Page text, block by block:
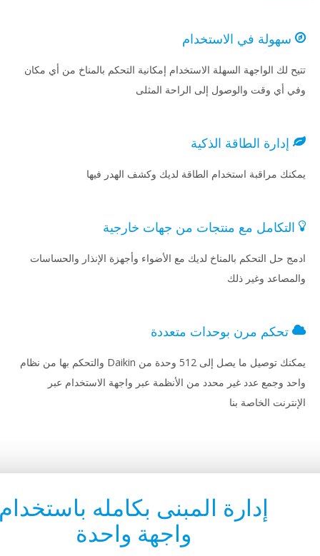
في الاستخدام
السهلة الاستخدام إمكانية التحكم بالمناخ من أي مكان
والوصول إلى الراحة المثلى
الطاقة الذكية
استخدام الطاقة لديك وكشف الهدر فيها
مع منتجات من جهات خارجية
بالمناخ لديك مع الأضواء وأجهزة الإنذار والحساسات
وغير ذلك
مرن بوحدات متعددة
يمكنك توصيل ما يصل إلى 512 وحدة من Daikin والتحكم بها من نظام
عدد غير محدد من الأنظمة عبر واجهة الاستخدام عبر
بنا
المبنى بكامله باستخدام
واجهة واحدة